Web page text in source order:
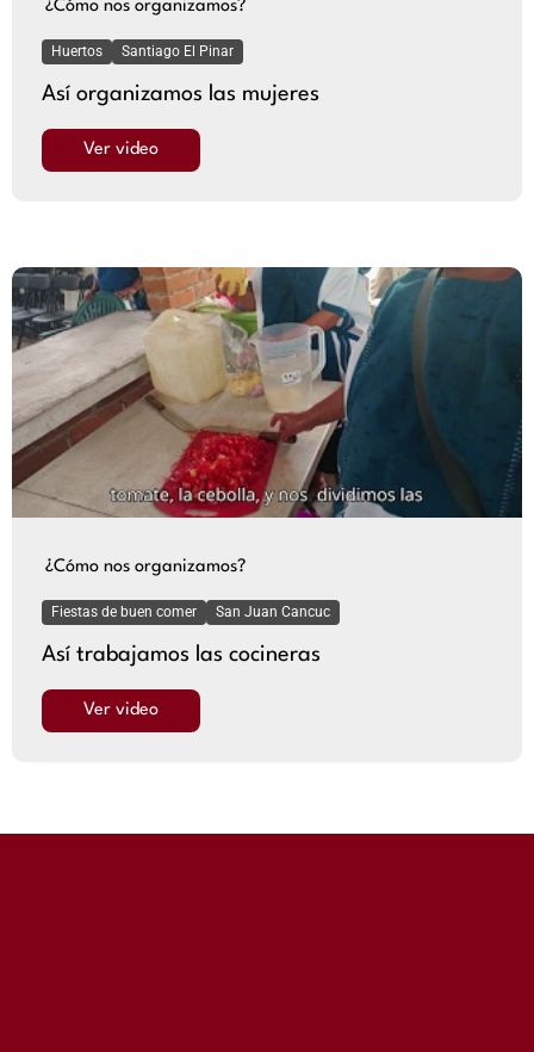
¿Cómo nos organizamos?
Huertos Santiago El Pinar
Así organizamos las mujeres
Ver video
¿Cómo nos organizamos?
Fiestas de buen comer San Juan Cancuc
Así trabajamos las cocineras
Ver video